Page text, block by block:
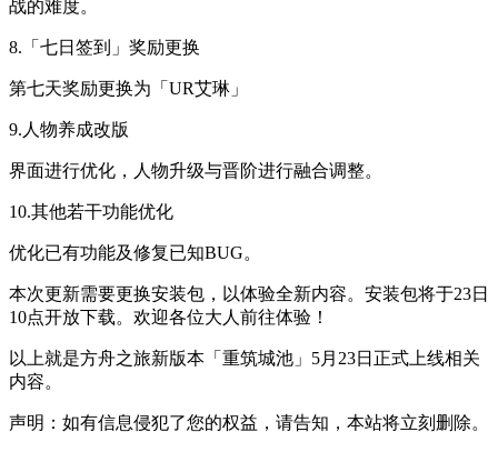
战的难度。
8.「七日签到」奖励更换
第七天奖励更换为「UR艾琳」
9.人物养成改版
界面进行优化，人物升级与晋阶进行融合调整。
10.其他若干功能优化
优化已有功能及修复已知BUG。
本次更新需要更换安装包，以体验全新内容。安装包将于23日
10点开放下载。欢迎各位大人前往体验！
以上就是方舟之旅新版本「重筑城池」5月23日正式上线相关
内容。
声明：如有信息侵犯了您的权益，请告知，本站将立刻删除。